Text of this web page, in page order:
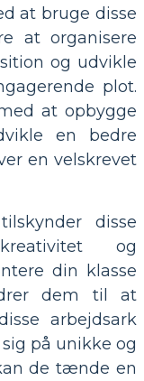
at bruge disse
at organisere
og udvikle
plot.
at opbygge
en bedre
en velskrevet
disse
og
din klasse
dem til at
arbejdsark
på unikke og
de tænde en